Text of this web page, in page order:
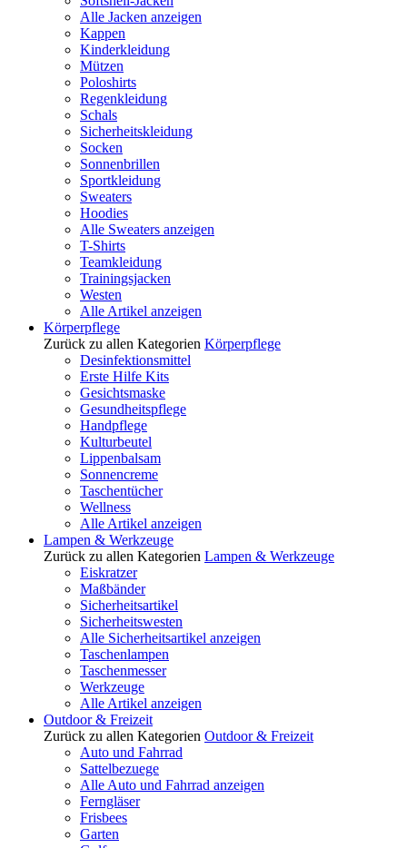
Alle Jacken anzeigen
Kappen
Kinderkleidung
Mützen
Poloshirts
Regenkleidung
Schals
Sicherheitskleidung
Socken
Sonnenbrillen
Sportkleidung
Sweaters
Hoodies
Alle Sweaters anzeigen
T-Shirts
Teamkleidung
Trainingsjacken
Westen
Alle Artikel anzeigen
Körperpflege
Zurück zu allen Kategorien Körperpflege
Desinfektionsmittel
Erste Hilfe Kits
Gesichtsmaske
Gesundheitspflege
Handpflege
Kulturbeutel
Lippenbalsam
Sonnencreme
Taschentücher
Wellness
Alle Artikel anzeigen
Lampen & Werkzeuge
Zurück zu allen Kategorien Lampen & Werkzeuge
Eiskratzer
Maßbänder
Sicherheitsartikel
Sicherheitswesten
Alle Sicherheitsartikel anzeigen
Taschenlampen
Taschenmesser
Werkzeuge
Alle Artikel anzeigen
Outdoor & Freizeit
Zurück zu allen Kategorien Outdoor & Freizeit
Auto und Fahrrad
Sattelbezuege
Alle Auto und Fahrrad anzeigen
Ferngläser
Frisbees
Garten